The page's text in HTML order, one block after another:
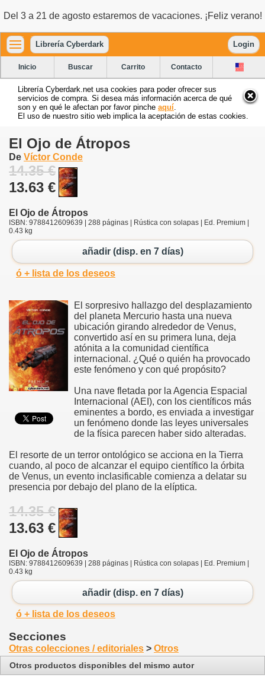
Del 3 a 21 de agosto estaremos de vacaciones. ¡Feliz verano!
Librería Cyberdark Login
Inicio Buscar Carrito Contacto
Librería Cyberdark.net usa cookies para poder ofrecer sus
servicios de compra. Si desea más información acerca de qué
son y en qué le afectan por favor pinche aquí
El uso de nuestro sitio web implica la aceptación de estas cookies.
El Ojo de Átropos
De Víctor Conde
14.35 €
13.63 €
El Ojo de Átropos
ISBN: 9788412609639 | 288 páginas | Rústica con solapas | Ed. Premium |
0.43 kg
añadir (disp. en 7 días)
ó + lista de los deseos
El sorpresivo hallazgo del desplazamiento
del planeta Mercurio hasta una nueva
ubicación girando alrededor de Venus,
convertido así en su primera luna, deja
atónita a la comunidad científica
internacional. ¿Qué o quién ha provocado
este fenómeno y con qué propósito?
Una nave fletada por la Agencia Espacial
Internacional (AEI), con los científicos más
eminentes a bordo, es enviada a investigar
un fenómeno donde las leyes universales
de la física parecen haber sido alteradas.
El resorte de un terror ontológico se acciona en la Tierra
cuando, al poco de alcanzar el equipo científico la órbita
de Venus, un evento inclasificable comienza a delatar su
presencia por debajo del plano de la elíptica.
14.35 €
13.63 €
El Ojo de Átropos
ISBN: 9788412609639 | 288 páginas | Rústica con solapas | Ed. Premium |
0.43 kg
añadir (disp. en 7 días)
ó + lista de los deseos
Secciones
Otras colecciones / editoriales > Otros
Otros productos disponibles del mismo autor